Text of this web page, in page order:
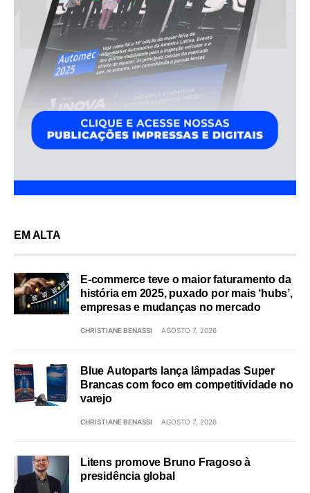
EM ALTA
E-commerce teve o maior faturamento da
história em 2025, puxado por mais ‘hubs’,
empresas e mudanças no mercado
CHRISTIANE BENASSI AGOSTO 7, 2026
Blue Autoparts lança lâmpadas Super
Brancas com foco em competitividade no
varejo
CHRISTIANE BENASSI AGOSTO 7, 2026
Litens promove Bruno Fragoso à
presidência global